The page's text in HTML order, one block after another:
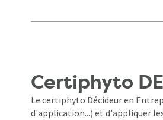
Certiphyto
Le certiphyto Décideur en
d'application...) et d'appliquer